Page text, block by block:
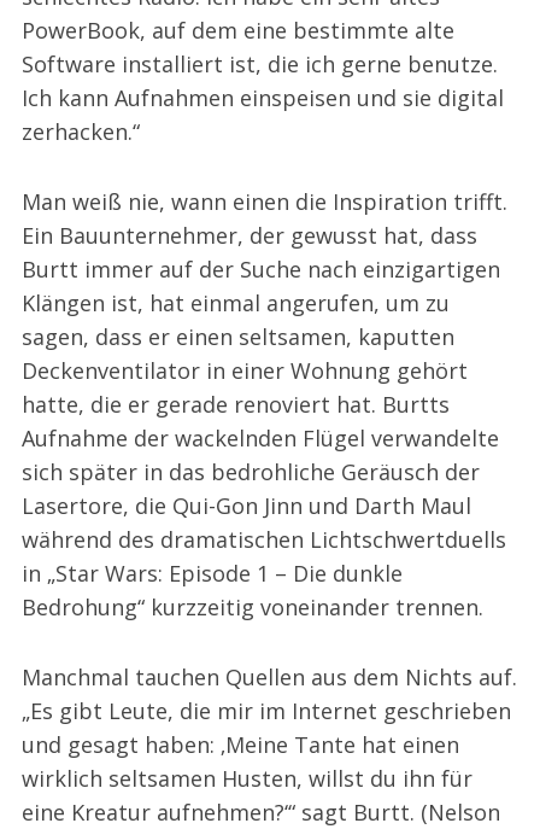
PowerBook, auf dem eine bestimmte alte
Software installiert ist, die ich gerne benutze.
Ich kann Aufnahmen einspeisen und sie digital
zerhacken.“
Man weiß nie, wann einen die Inspiration trifft.
Ein Bauunternehmer, der gewusst hat, dass
Burtt immer auf der Suche nach einzigartigen
Klängen ist, hat einmal angerufen, um zu
sagen, dass er einen seltsamen, kaputten
Deckenventilator in einer Wohnung gehört
hatte, die er gerade renoviert hat. Burtts
Aufnahme der wackelnden Flügel verwandelte
sich später in das bedrohliche Geräusch der
Lasertore, die Qui-Gon Jinn und Darth Maul
während des dramatischen Lichtschwertduells
in „Star Wars: Episode 1 – Die dunkle
Bedrohung“ kurzzeitig voneinander trennen.
Manchmal tauchen Quellen aus dem Nichts auf.
„Es gibt Leute, die mir im Internet geschrieben
und gesagt haben: ‚Meine Tante hat einen
wirklich seltsamen Husten, willst du ihn für
eine Kreatur aufnehmen?‘“ sagt Burtt. (Nelson